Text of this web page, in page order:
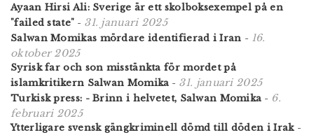
Ayaan Hirsi Ali: Sverige är ett skolboksexempel på en
"failed state" - 31. januari 2025
Salwan Momikas mördare identifierad i Iran - 16.
oktober 2025
Syrisk far och son misstänkta för mordet på
islamkritikern Salwan Momika - 31. januari 2025
Turkisk press: - Brinn i helvetet, Salwan Momika - 6.
februari 2025
Ytterligare svensk gängkriminell dömd till döden i Irak-